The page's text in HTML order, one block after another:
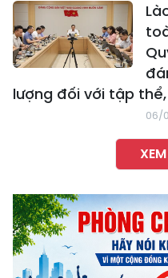
lượng đối với tập
06/